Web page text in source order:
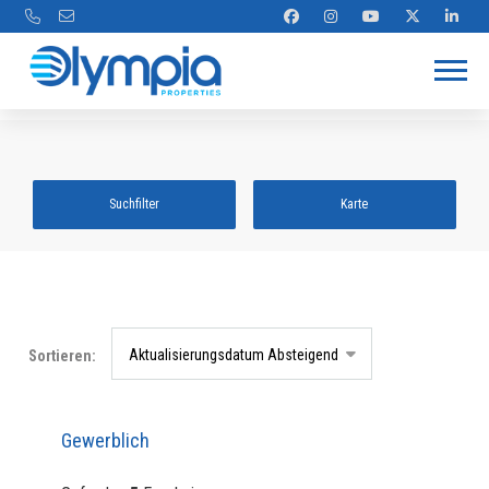
Suchfilter Karte
Sortieren: Aktualisierungsdatum Absteigend
Gewerblich